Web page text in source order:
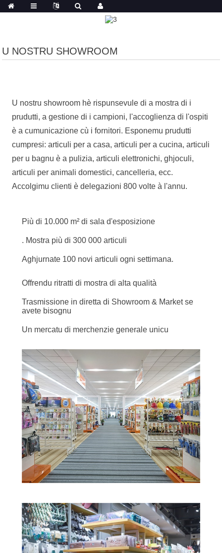
U NOSTRU SHOWROOM
U nostru showroom hè rispunsevule di a mostra di i
prudutti, a gestione di i campioni, l'accoglienza di l'ospiti
è a cumunicazione cù i fornitori. Esponemu prudutti
cumpresi: articuli per a casa, articuli per a cucina, articuli
per u bagnu è a pulizia, articuli elettronichi, ghjoculi,
articuli per animali domestici, cancelleria, ecc.
Accolgimu clienti è delegazioni 800 volte à l'annu.
Più di 10.000 m² di sala d'esposizione
. Mostra più di 300 000 articuli
Aghjurnate 100 novi articuli ogni settimana.
Offrendu ritratti di mostra di alta qualità
Trasmissione in diretta di Showroom & Market se
avete bisognu
Un mercatu di merchenzie generale unicu